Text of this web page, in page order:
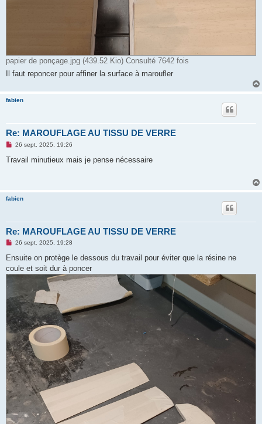
papier de ponçage.jpg (439.52 Kio) Consulté 7642 fois
Il faut reponcer pour affiner la surface à maroufler
fabien
Re: MAROUFLAGE AU TISSU DE VERRE
M
s
n
o
u
26 sept. 2025, 19:26
Travail minutieux mais je pense nécessaire
fabien
Re: MAROUFLAGE AU TISSU DE VERRE
M
s
a
o
n
l
u
26 sept. 2025, 19:28
Ensuite on protège le dessous du travail pour éviter que la résine ne
coule et soit dur à poncer